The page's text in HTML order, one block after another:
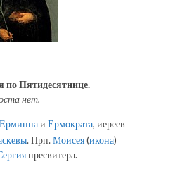
по Пятидесятнице.
нет.
Ермиппаи Ермократа, иереев
. Прп.Моисея(икона)
пресвитера.